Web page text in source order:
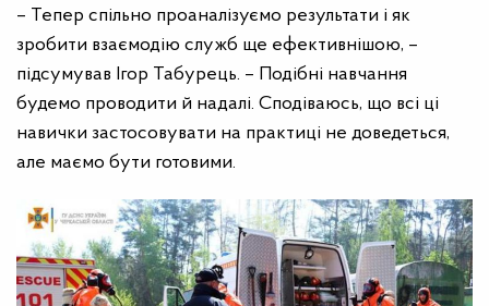
– Тепер спільно проаналізуємо результати і як
зробити взаємодію служб ще ефективнішою, –
підсумував Ігор Табурець. – Подібні навчання
будемо проводити й надалі. Сподіваюсь, що всі ці
навички застосовувати на практиці не доведеться,
але маємо бути готовими.